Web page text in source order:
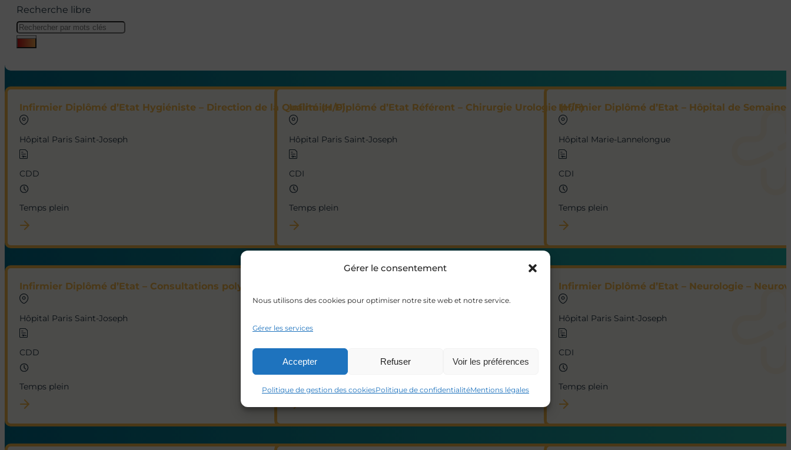
Gérer le consentement
Nous utilisons des cookies pour optimiser notre site web et notre service.
Gérer les services
Accepter Refuser Voir les préférences
Politique de gestion des cookiesPolitique de confidentialitéMentions légales
Recherche libre
Infirmier Diplômé d’Etat Hygiéniste – Direction de la Qualité (H/F)
Hôpital Paris Saint-Joseph
CDD
Temps plein
Infirmier Diplômé d’Etat Référent – Chirurgie Urologie (H/F)
Hôpital Paris Saint-Joseph
CDI
Temps plein
Infirmier Diplômé d’Etat – Hôpital de Semaine
Hôpital Marie-Lannelongue
CDI
Temps plein
Infirmier Diplômé d’Etat – Consultations polyvalentes (H/F)
Hôpital Paris Saint-Joseph
CDD
Temps plein Temps plein
Infirmier Diplômé d’Etat – Neurologie –
Hôpital Paris Saint-Joseph
CDI
Temps plein